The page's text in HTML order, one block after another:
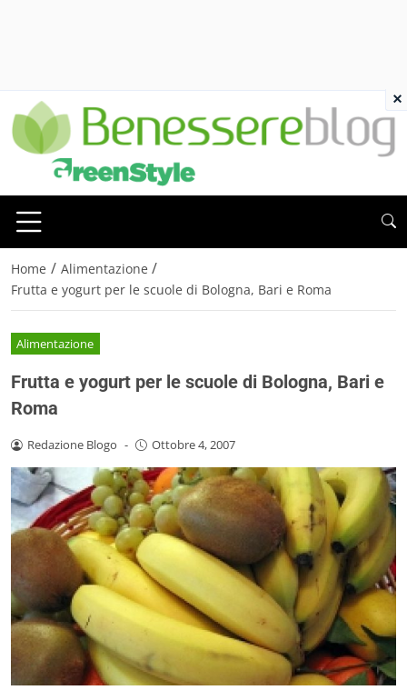
Home / Alimentazione /
Frutta e yogurt per le scuole di Bologna, Bari e Roma
Alimentazione
Frutta e yogurt per le scuole di Bologna, Bari e
Roma
Redazione Blogo - Ottobre 4, 2007
×